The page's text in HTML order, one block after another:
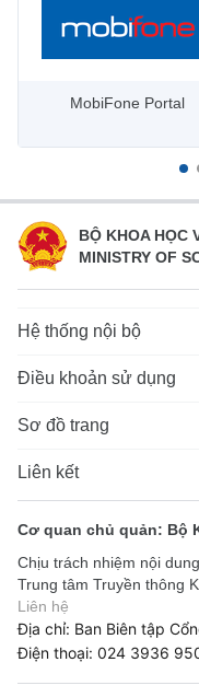
Chịu trách nhiệm chính:
Bản quyền thuộc Trung
MobiFone Portal
BỘ KHOA HỌC
MINISTRY OF
Hệ thống nội bộ
Điều khoản sử dụng
Sơ đồ trang
Liên kết
Cơ quan chủ quản: Bộ
Chịu trách nhiệm nội
Trung tâm Truyền thông
Liên hệ
Địa chỉ: Ban Biên tập
Điện thoại: 024 3936